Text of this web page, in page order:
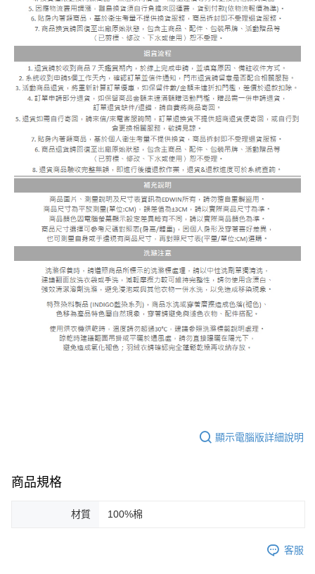
顯示電腦版詳細說明
商品規格
材質 100%棉
客服